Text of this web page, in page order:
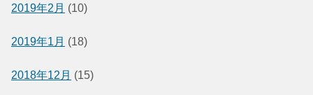
2019年2月 (10)
2019年1月 (18)
2018年12月 (15)